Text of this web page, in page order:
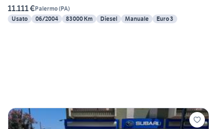
11.111 €Palermo(PA)
Usato
06/2004 83000 Km Diesel Manuale Euro 3